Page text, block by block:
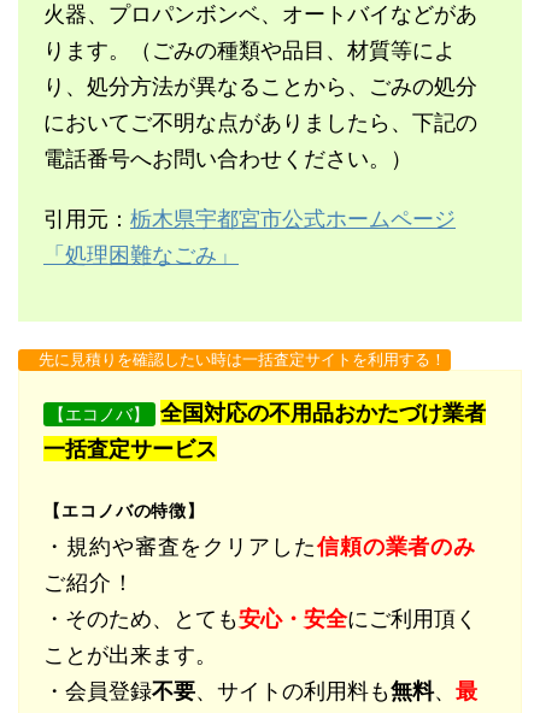
火器、プロパンボンベ、オートバイなどがあ
ります。（ごみの種類や品目、材質等によ
り、処分方法が異なることから、ごみの処分
においてご不明な点がありましたら、下記の
電話番号へお問い合わせください。）
引用元： 栃木県宇都宮市公式ホームページ
「処理困難なごみ」
先に見積りを確認したい時は一括査定サイトを利用する！
【エコノバ】
全国対応の不用品おかたづけ業者
一括査定サービス
【エコノバの特徴】
・規約や審査をクリアした信頼の業者のみ
ご紹介！
・そのため、とても安心・安全にご利用頂く
ことが出来ます。
・会員登録不要、サイトの利用料も無料、 最